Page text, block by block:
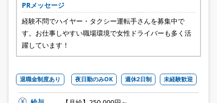
PRメッセージ
経験不問でハイヤー・タクシー運転手さんを募集中で
す。お仕事しやすい職場環境で女性ドライバーも多く活
躍しています！
退職金制度あり 夜日勤のみOK 週休2日制 未経験歓迎